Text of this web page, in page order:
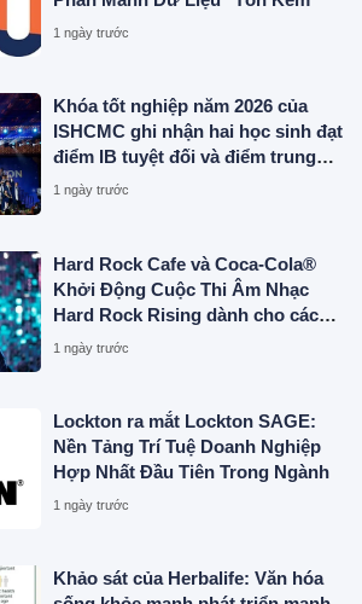
1 ngày trước
Khóa tốt nghiệp năm 2026 của
ISHCMC ghi nhận hai học sinh đạt
điểm IB tuyệt đối và điểm trung
bình toàn khóa đạt 34,5
1 ngày trước
Hard Rock Cafe và Coca-Cola®
Khởi Động Cuộc Thi Âm Nhạc
Hard Rock Rising dành cho các
Nghệ Sĩ Trẻ Triển Vọng
1 ngày trước
Lockton ra mắt Lockton SAGE:
Nền Tảng Trí Tuệ Doanh Nghiệp
Hợp Nhất Đầu Tiên Trong Ngành
1 ngày trước
Khảo sát của Herbalife: Văn hóa